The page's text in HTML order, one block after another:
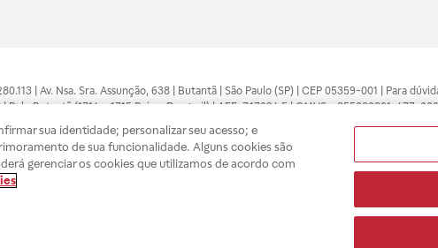
| Av. Nsa. Sra. Assunção, 638 | Butantã | São Paulo (SP) | CEP 05359-001 | Para
Butantã (1714 e 1715 Raia e Drogasil) | AFE: 7.17094.5 | CMVS - 355030801-477-
dadas pelo profissional da área médica. Somente o médico está apto a
e promoções divulgados no site são válidos apenas para compras feitas pela
para que você possa realizar suas compras com tranquilidade. A privacidade e a
em nosso estoque.
sua identidade; personalizar seu acesso; e
de sua funcionalidade. Alguns cookies são
gerenciar os cookies que utilizamos de acordo com